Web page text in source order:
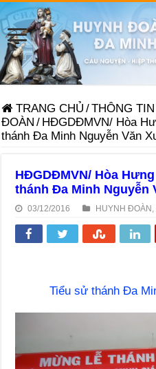
TRANG CHỦ /THÔNG TIN
ĐOÀN / HĐGDĐMVN/ Hòa
thánh Đa Minh Nguyễn Văn
HĐGDĐMVN/ Hòa
thánh Đa Minh Nguyễn
03/12/2016 HUYNH ĐOÀN
Tiểu sử thánh Đa